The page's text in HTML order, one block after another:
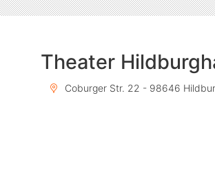
Theater
Coburger Str. 22 - 98646